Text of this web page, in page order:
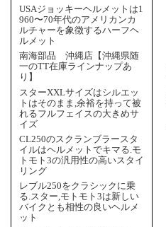
USAジョッキーヘルメットは1
960〜70年代のアメリカンカ
ルチャーを象徴するハーフヘ
ルメット
南海部品 沖縄店【沖縄県随
一のTT在庫ラインナップあ
り】
スターXXLサイズはシルエッ
トはそのまま,余裕を持って被
れるフルフェイスの大きめサ
イズ
CL250のスクランブラースタ
イルはヘルメットでキマる.モ
トモト3の汎用性の高いスタイ
リング
レブル250をクラシックに乗
る.スター,モトモト3は新しい
バイクとも相性の良いヘルメ
ット